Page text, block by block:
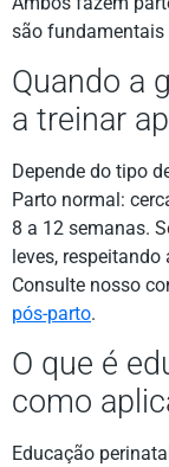
são fundamentais
Quando a
a treinar
Depende do tipo
Parto normal:
8 a 12 semanas.
leves,
Consulte nosso
pós-parto.
O que é
como
Educação